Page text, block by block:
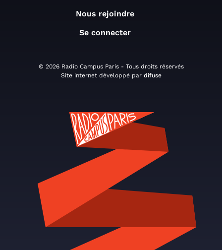
Nous rejoindre
Se connecter
© 2026 Radio Campus Paris - Tous droits réservés
Site internet développé par difuse